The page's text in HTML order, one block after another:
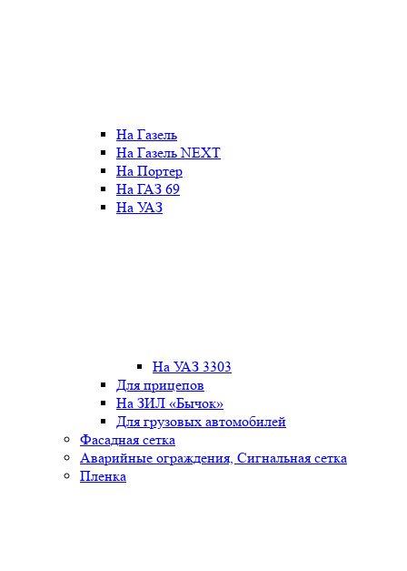
На Газель
На Газель NEXT
На Портер
На ГАЗ 69
На УАЗ
На УАЗ 3303
Для прицепов
На ЗИЛ «Бычок»
Для грузовых автомобилей
Фасадная сетка
Аварийные ограждения, Сигнальная сетка
Пленка